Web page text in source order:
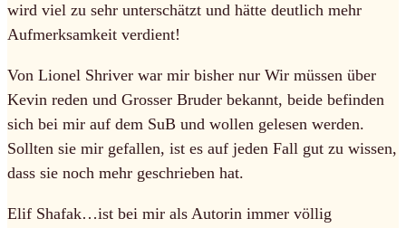
wird viel zu sehr unterschätzt und hätte deutlich mehr
Aufmerksamkeit verdient!
Von Lionel Shriver war mir bisher nur Wir müssen über
Kevin reden und Grosser Bruder bekannt, beide befinden
sich bei mir auf dem SuB und wollen gelesen werden.
Sollten sie mir gefallen, ist es auf jeden Fall gut zu wissen,
dass sie noch mehr geschrieben hat.
Elif Shafak…ist bei mir als Autorin immer völlig